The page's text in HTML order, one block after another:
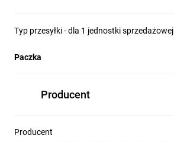
Typ przesyłki - dla 1 jednostki sprzedażowej
Paczka
Producent
Producent